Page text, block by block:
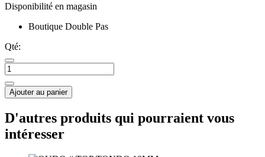
Disponibilité en magasin
Boutique Double Pas
Qté:
Ajouter au panier
D'autres produits qui pourraient vous
intéresser